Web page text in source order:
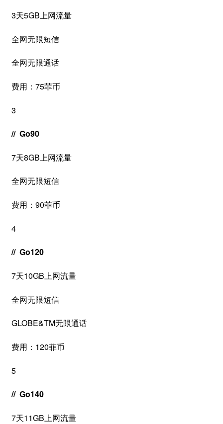
3天5GB上网流量
全网无限短信
全网无限通话
费用：75菲币
3
// Go90
7天8GB上网流量
全网无限短信
费用：90菲币
4
// Go120
7天10GB上网流量
全网无限短信
GLOBE&TM无限通话
费用：120菲币
5
// Go140
7天11GB上网流量